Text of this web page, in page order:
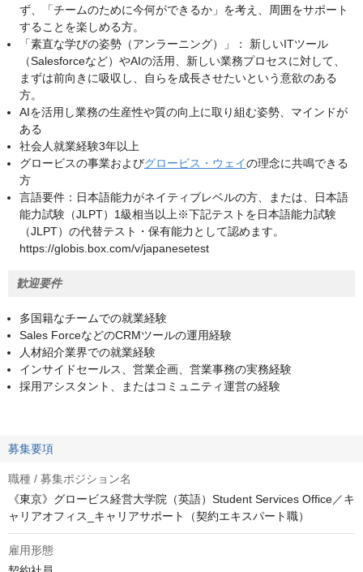
ず、「チームのために今何ができるか」を考え、周囲をサポート
することを楽しめる方。
「素直な学びの姿勢（アンラーニング）」： 新しいITツール
（Salesforceなど）やAIの活用、新しい業務プロセスに対して、
まずは前向きに吸収し、自らを成長させたいという意欲のある
方。
AIを活用し業務の生産性や質の向上に取り組む姿勢、マインドが
ある
社会人就業経験3年以上
グロービスの事業およびグロービス・ウェイの理念に共鳴できる
方
言語要件：日本語能力がネイティブレベルの方、または、日本語
能力試験（JLPT）1級相当以上※下記テストを日本語能力試験
（JLPT）の代替テスト・保有能力として認めます。
https://globis.box.com/v/japanesetest
歓迎要件
多国籍なチームでの就業経験
Sales ForceなどのCRMツールの運用経験
人材紹介業界での就業経験
インサイドセールス、営業企画、営業事務の実務経験
採用アシスタント、またはコミュニティ運営の経験
募集要項
職種 / 募集ポジション名
《東京》グロービス経営大学院（英語）Student Services Office／キ
ャリアオフィス_キャリアサポート（契約エキスパート職）
雇用形態